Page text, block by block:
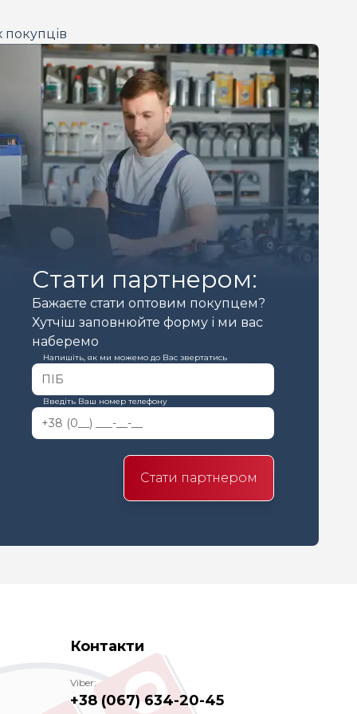
покупців
Стати партнером:
Бажаєте стати оптовим покупцем?
Хутчіш заповнюйте форму і ми вас
наберемо
Напишіть, як ми можемо до Вас звертатись
Введіть Ваш номер телефону
Стати партнером
Контакти
Viber:
+38 (067) 634-20-45